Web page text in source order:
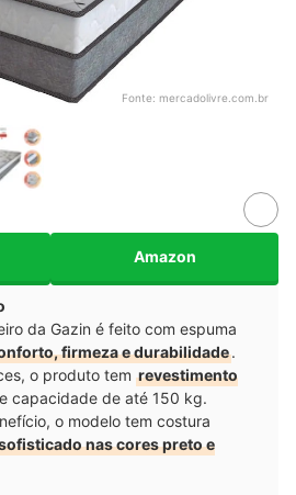
Fonte: mercadolivre.com.br
Amazon
da Gazin é feito com espuma
firmeza e durabilidade.
o produto tem revestimento
e capacidade de até 150 kg.
o modelo tem costura
nas cores preto e